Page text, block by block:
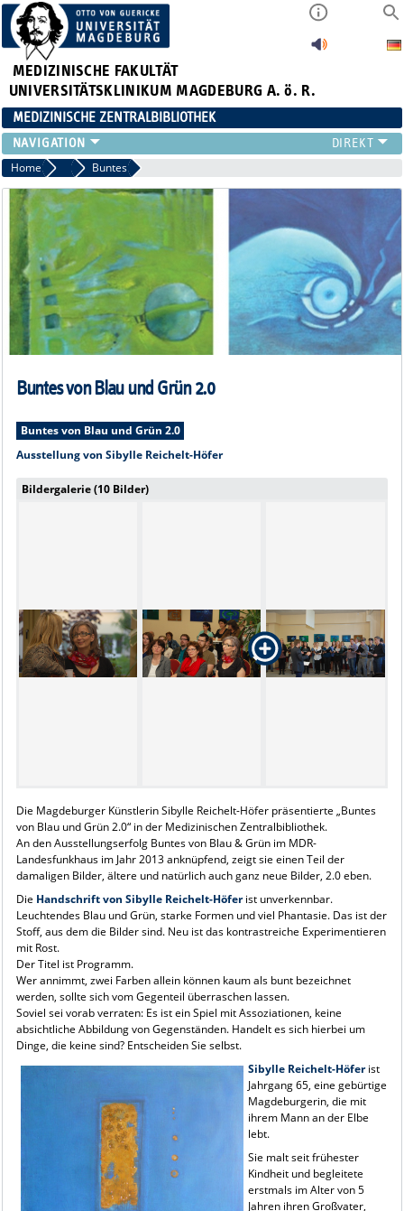
MEDIZINISCHE FAKULTÄT
UNIVERSITÄTSKLINIKUM MAGDEBURG A. ö. R.
MEDIZINISCHE ZENTRALBIBLIOTHEK
LITERATURSUCHE
SERVICE
INFORMATIONSKOMPETENZ
AKTUELLES
PUBLIZIEREN
NEU HIER?
SUCHE A-Z
Home 2014 Buntes
Buntes von Blau und Grün 2.0
Buntes von Blau und Grün 2.0
Ausstellung von Sibylle Reichelt-Höfer
Bildergalerie (10 Bilder)
Die Magdeburger Künstlerin Sibylle Reichelt-Höfer präsentierte „Buntes
von Blau und Grün 2.0“ in der Medizinischen Zentralbibliothek.
An den Ausstellungserfolg Buntes von Blau & Grün im MDR-
Landesfunkhaus im Jahr 2013 anknüpfend, zeigt sie einen Teil der
damaligen Bilder, ältere und natürlich auch ganz neue Bilder, 2.0 eben.
Die Handschrift von Sibylle Reichelt-Höferist unverkennbar.
Leuchtendes Blau und Grün, starke Formen und viel Phantasie. Das ist der
Stoff, aus dem die Bilder sind. Neu ist das kontrastreiche Experimentieren
mit Rost.
Der Titel ist Programm.
Wer annimmt, zwei Farben allein können kaum als bunt bezeichnet
werden, sollte sich vom Gegenteil überraschen lassen.
Soviel sei vorab verraten: Es ist ein Spiel mit Assoziationen, keine
absichtliche Abbildung von Gegenständen. Handelt es sich hierbei um
Dinge, die keine sind? Entscheiden Sie selbst.
Sibylle Reichelt-Höferist
Jahrgang 65, eine gebürtige
Magdeburgerin, die mit
ihrem Mann an der Elbe
lebt.
Sie malt seit frühester
Kindheit und begleitete
erstmals im Alter von 5
Jahren ihren Großvater,